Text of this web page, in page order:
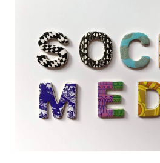
EERSTE
BOEK
IN
2024